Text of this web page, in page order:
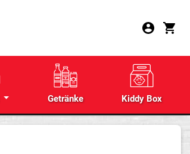
Getränke Kiddy Box